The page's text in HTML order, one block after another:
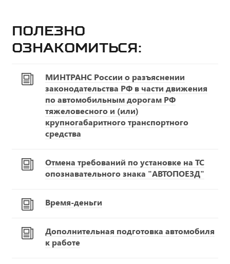
Полезно
ознакомиться:
МИНТРАНС России о разъяснении
законодательства РФ в части движения
по автомобильным дорогам РФ
тяжеловесного и (или)
крупногабаритного транспортного
средства
Отмена требований по установке на ТС
опознавательного знака "АВТОПОЕЗД"
Время-деньги
Дополнительная подготовка автомобиля
к работе